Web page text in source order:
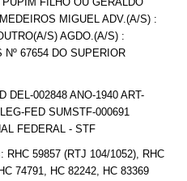
MIGUEL ADV.(A/S) :
S) AGDO.(A/S) :
Nº 67654 DO SUPERIOR
DEL-002848 ANO-1940 ART-
FED SUMSTF-000691
FEDERAL - STF
RHC 59857 (RTJ 104/1052), RHC
74791, HC 82242, HC 83369